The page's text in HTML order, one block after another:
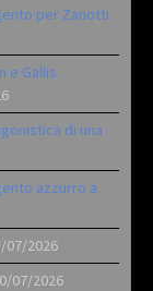
per Zanotti
e Gallis.
di una
azzurro a
07/2026
07/2026